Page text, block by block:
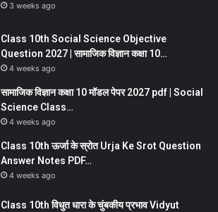
3 weeks ago
Class 10th Social Science Objective
Question 2027 | सामाजिक विज्ञान कक्षा 10…
4 weeks ago
सामाजिक विज्ञान कक्षा 10 मॉडल पेपर 2027 pdf | Social
Science Class…
4 weeks ago
Class 10th ऊर्जा के स्रोत Urja Ke Srot Question
Answer Notes PDF…
4 weeks ago
Class 10th विधुत धारा के चुंबकीय प्रभाव Vidyut